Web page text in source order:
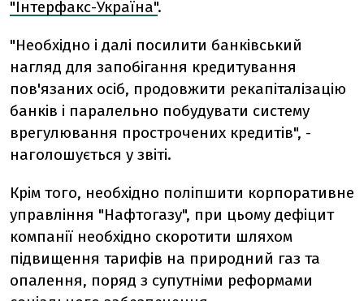
"Інтерфакс-Україна".
"Необхідно і далі посилити банківський
нагляд для запобігання кредитування
пов'язаних осіб, продовжити рекапіталізацію
банків і паралельно побудувати систему
врегулювання прострочених кредитів", -
наголошується у звіті.
Крім того, необхідно поліпшити корпоративне
управління "Нафтогазу", при цьому дефіцит
компанії необхідно скоротити шляхом
підвищення тарифів на природний газ та
опалення, поряд з супутніми реформами